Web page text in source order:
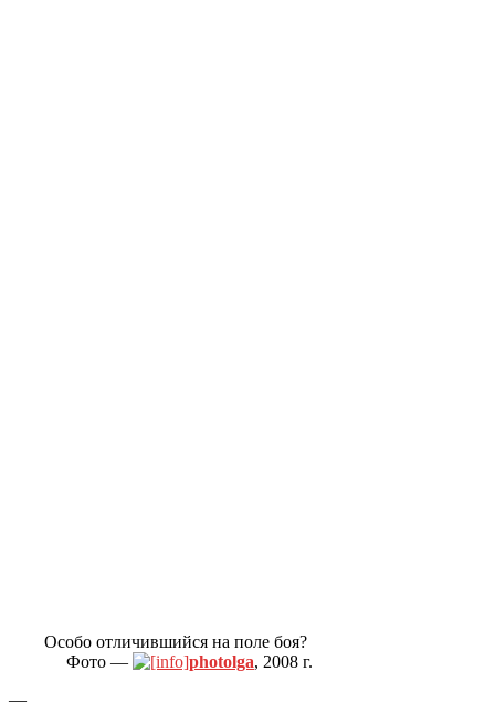
Особо отличившийся на поле боя?
Фото —
photolga, 2008 г.
—